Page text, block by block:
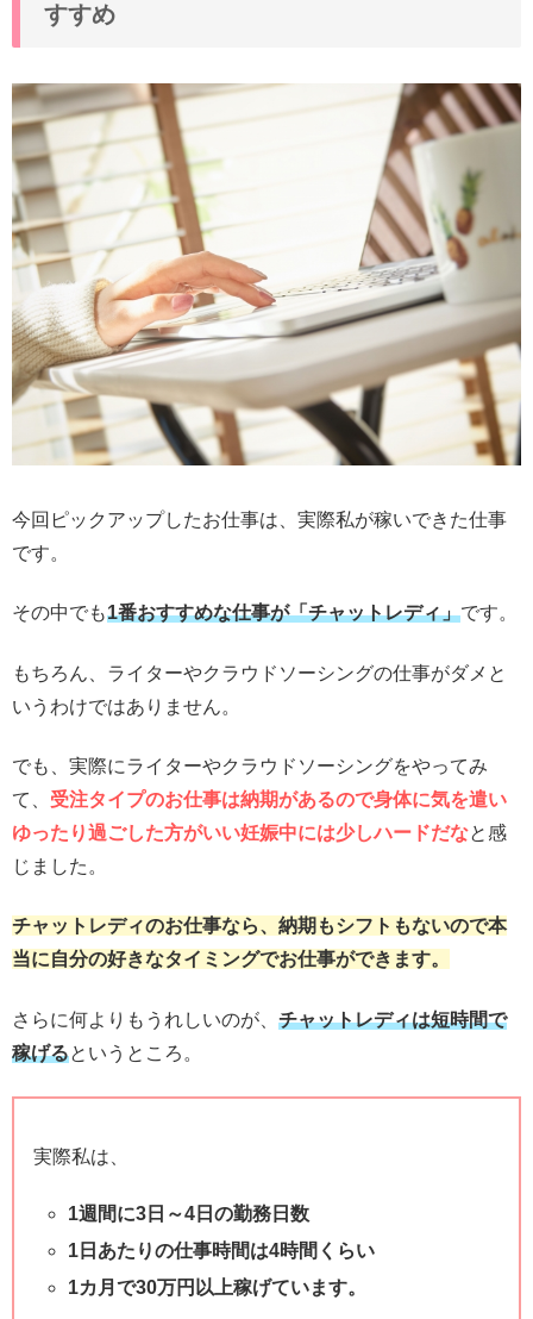
すすめ
今回ピックアップしたお仕事は、実際私が稼いできた仕事
です。
その中でも1番おすすめな仕事が「チャットレディ」です。
もちろん、ライターやクラウドソーシングの仕事がダメと
いうわけではありません。
でも、実際にライターやクラウドソーシングをやってみ
て、 受注タイプのお仕事は納期があるので身体に気を遣い
ゆったり過ごした方がいい妊娠中には少しハードだなと感
じました。
チャットレディのお仕事なら、納期もシフトもないので本
当に自分の好きなタイミングでお仕事ができます。
さらに何よりもうれしいのが、 チャットレディは短時間で
稼げるというところ。
実際私は、
1週間に3日～4日の勤務日数
1日あたりの仕事時間は4時間くらい
1カ月で30万円以上稼げています。